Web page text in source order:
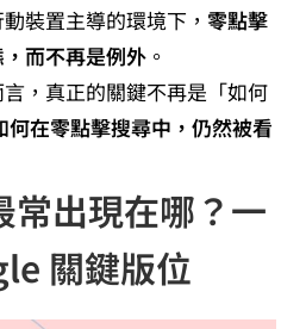
裝置主導的環境下， 零點擊
而不再是例外 。
，真正的關鍵不再是「如何
何在零點擊搜尋中，仍然被看
常出現在哪？一
關鍵版位